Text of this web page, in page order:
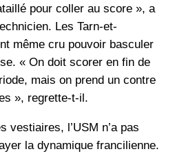
pour coller au score », a
Les Tarn-et-
même cru pouvoir basculer
« On doit scorer en fin de
mais on prend un contre
», regrette-t-il.
vestiaires, l’USM n’a pas
la dynamique francilienne.